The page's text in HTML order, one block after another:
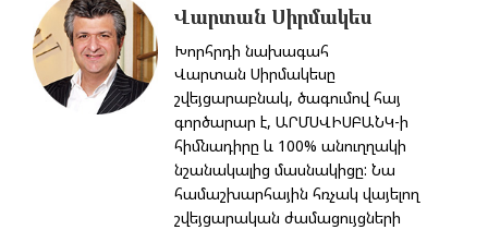
Վարտան Սիրմակես
Խորհրդի նախագահ
Վարտան Սիրմակեսը
շվեյցարաբնակ, ծագումով հայ
գործարար է, ԱՐՄՍՎԻՍԲԱՆԿ-ի
հիմնադիրը և 100% անուղղակի
նշանակալից մասնակիցը: Նա
համաշխարհային հռչակ վայելող
շվեյցարական ժամացույցների